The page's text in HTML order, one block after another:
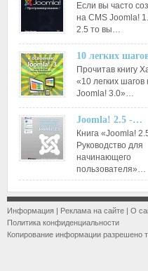
Если вы часто
на CMS Joomla!
2.5 то вы…
10 легких
Прочитав книгу
«10 легких шагов
Joomla! 3.0»…
Joomla! 2.5 -…
Книга «Joomla!
Руководство для
начинающего
пользователя»…
Информация | Реклама на сайте | О
Политика конфиденциальности
Копирование информации разрешено